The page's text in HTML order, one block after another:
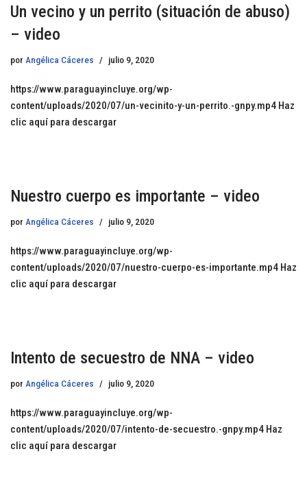
Un vecino y un perrito (situación de abuso)
– video
por Angélica Cáceres julio 9, 2020
https://www.paraguayincluye.org/wp-
content/uploads/2020/07/un-vecinito-y-un-perrito.-gnpy.mp4 Haz
clic aquí para descargar
Nuestro cuerpo es importante – video
por Angélica Cáceres julio 9, 2020
https://www.paraguayincluye.org/wp-
content/uploads/2020/07/nuestro-cuerpo-es-importante.mp4 Haz
clic aquí para descargar
Intento de secuestro de NNA – video
por Angélica Cáceres julio 9, 2020
https://www.paraguayincluye.org/wp-
content/uploads/2020/07/intento-de-secuestro.-gnpy.mp4 Haz
clic aquí para descargar